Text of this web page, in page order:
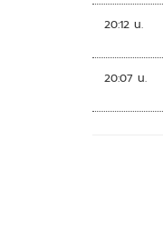
20:12 น.
20:07 น.